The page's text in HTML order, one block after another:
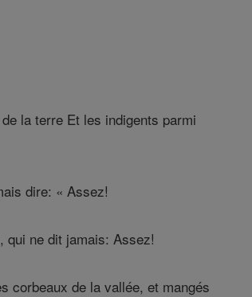
la terre Et les indigents parmi
dire: « Assez!
qui ne dit jamais: Assez!
corbeaux de la vallée, et mangés